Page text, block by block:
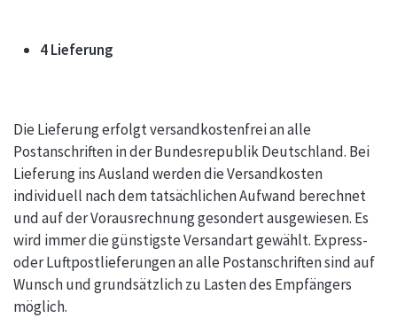
4 Lieferung
Die Lieferung erfolgt versandkostenfrei an alle
Postanschriften in der Bundesrepublik Deutschland. Bei
Lieferung ins Ausland werden die Versandkosten
individuell nach dem tatsächlichen Aufwand berechnet
und auf der Vorausrechnung gesondert ausgewiesen. Es
wird immer die günstigste Versandart gewählt. Express-
oder Luftpostlieferungen an alle Postanschriften sind auf
Wunsch und grundsätzlich zu Lasten des Empfängers
möglich.